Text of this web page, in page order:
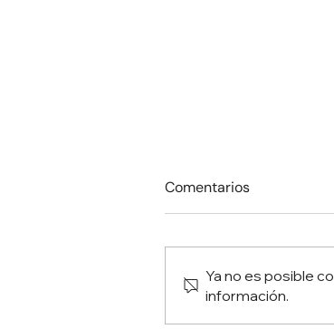
Comentarios
Ya no es posible
información.